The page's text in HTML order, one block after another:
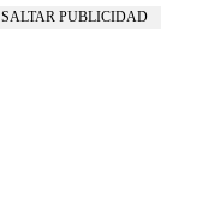
SALTAR PUBLICIDAD